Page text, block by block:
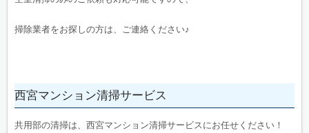
掃除業者をお探しの方は、ご連絡ください♪
西宮マンション清掃サービス
共用部の清掃は、西宮マンション清掃サービスにお任せください！